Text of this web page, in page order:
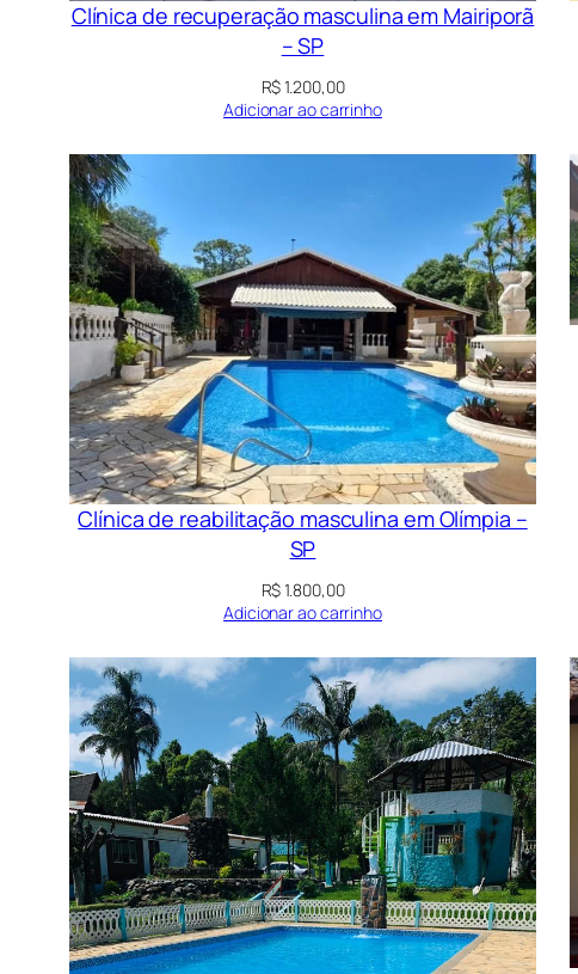
Clínica de recuperação masculina em Mairiporã
– SP
R$1.200,00
Adicionar ao carrinho
Clínica de reabilitação masculina em Olímpia –
SP
R$1.800,00
Adicionar ao carrinho